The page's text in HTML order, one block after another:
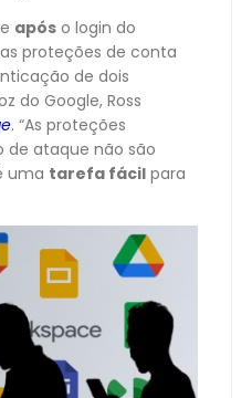
após o login do
proteções de conta
de dois
do Google, Ross
. “As proteções
de ataque não são
uma tarefa fácil para